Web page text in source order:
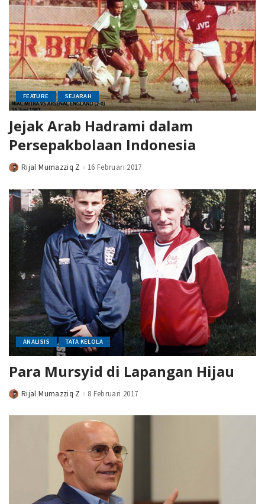
FEATURE SEJARAH
Jejak Arab Hadrami dalam
Persepakbolaan Indonesia
PostedRijal Mumazziq Z 16 Februari 2017
ANALISIS TATA KELOLA
Para Mursyid di Lapangan Hijau
PostedRijal Mumazziq Z 8 Februari 2017